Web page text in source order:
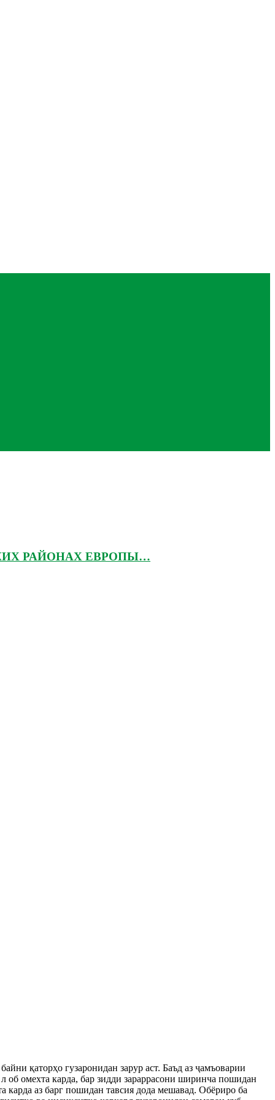
РАЙОНАХ ЕВРОПЫ…
қаторҳо гузаронидан зарур аст. Баъд аз ҷамъоварии
об омехта карда, бар зидди зараррасони ширинча пошидан
аз барг пошидан тавсия дода мешавад. Обёриро ба